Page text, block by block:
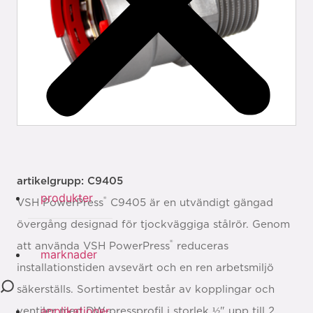
produkter
marknader
artikelgrupp: C9405
VSH PowerPress® C9405 är en utvändigt gängad
övergång designad för tjockväggiga stålrör. Genom
att använda VSH PowerPress® reduceras
installationstiden avsevärt och en ren arbetsmiljö
säkerställs. Sortimentet består av kopplingar och